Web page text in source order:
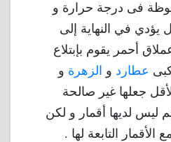
فى درجة حرارة و
يؤدي في النهاية إلى
أحمر يقوم بإبتلاع
عطارد و الزهرة و
جعلها غير صالحة
لديها أقمار و لكن
التابعة لها .